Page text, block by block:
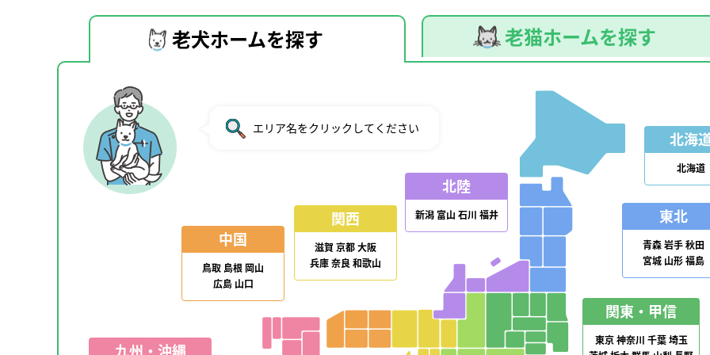
老犬ホームを探す 老猫ホームを探す
エリア名をクリックしてください
北海
北海道
東北
青森岩手秋田
宮城 山形福島
関東・甲信
東京 神奈川 千葉 埼玉
九州・沖縄
中国
鳥取 島根 岡山
広島 山口
関西
滋賀 京都大阪
兵庫奈良和歌山
北陸
新潟 富山 石川 福井